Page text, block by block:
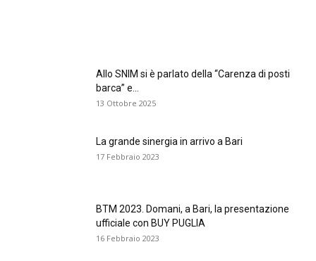
Allo SNIM si è parlato della “Carenza di posti
barca” e...
13 Ottobre 2025
La grande sinergia in arrivo a Bari
17 Febbraio 2023
BTM 2023. Domani, a Bari, la presentazione
ufficiale con BUY PUGLIA
16 Febbraio 2023